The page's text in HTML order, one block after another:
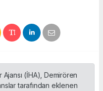
Ajansı (İHA), Demirören
tarafından eklenen